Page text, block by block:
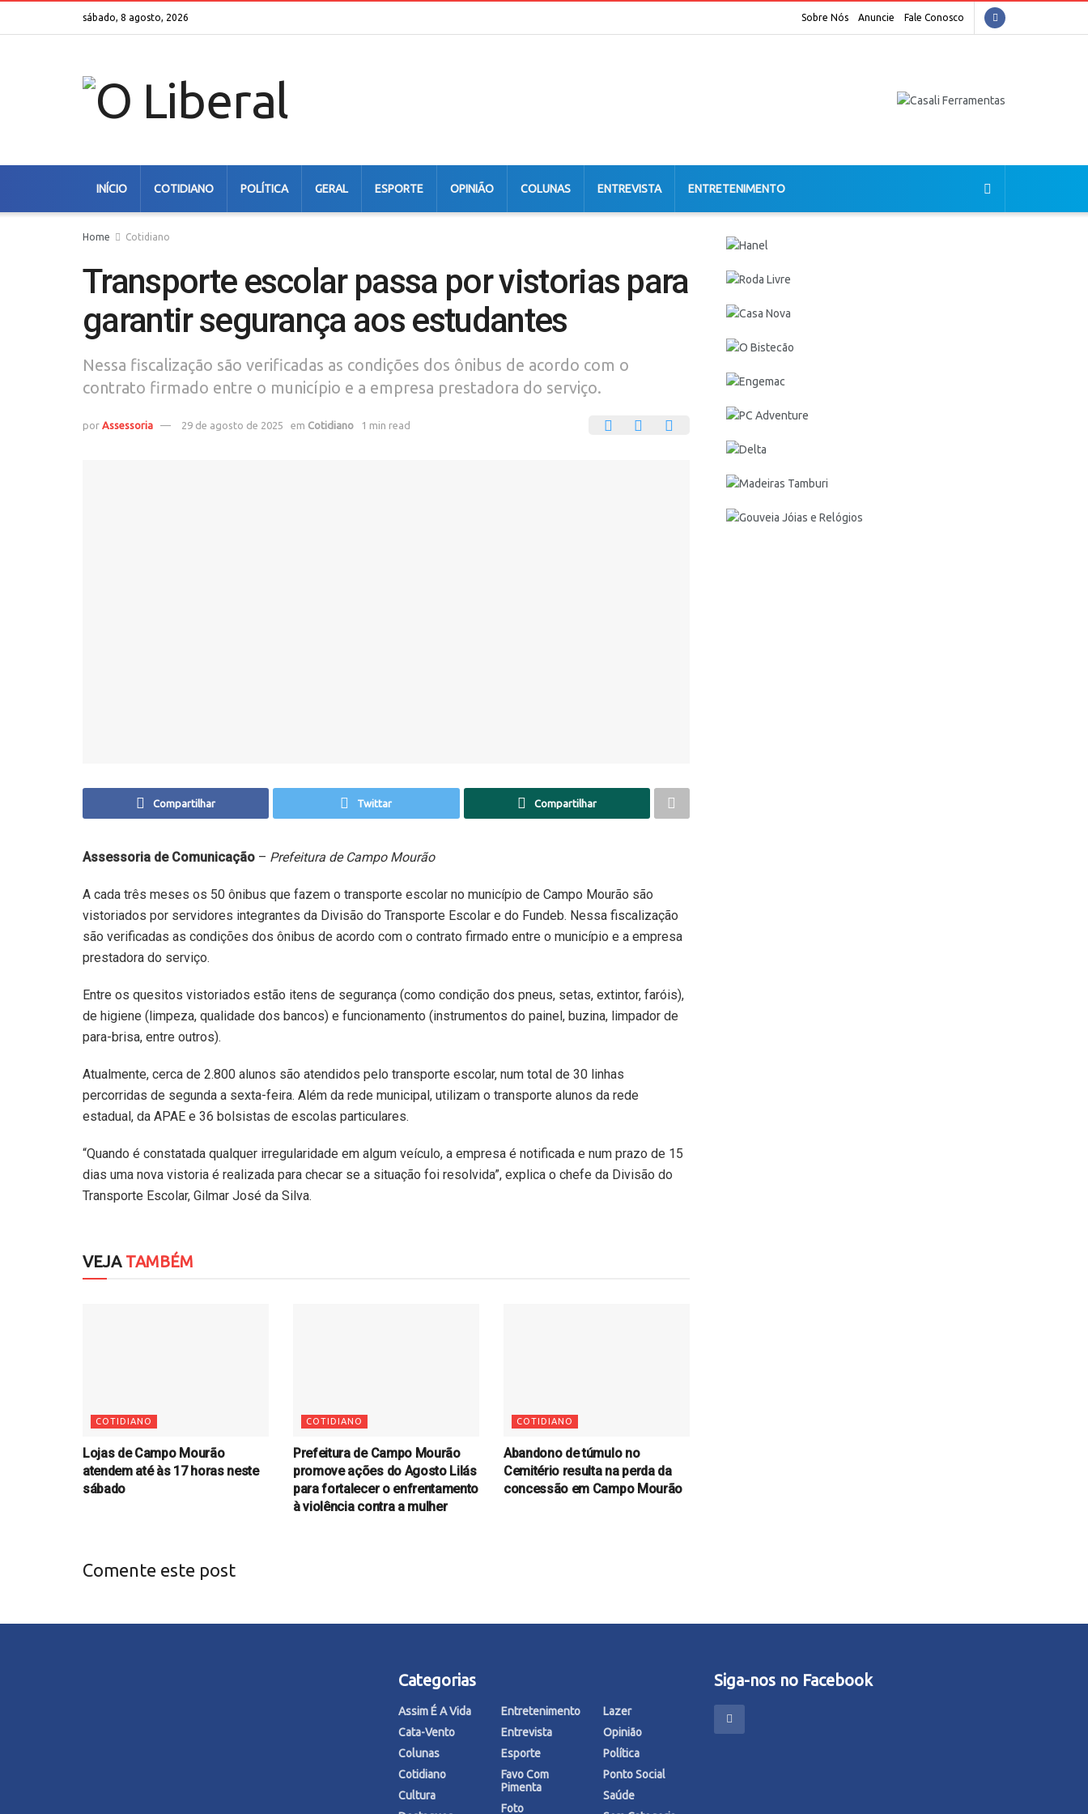
sábado, 8 agosto, 2026 Sobre Nós Anuncie Fale Conosco
INÍCIO COTIDIANO POLÍTICA GERAL ESPORTE OPINIÃO COLUNAS ENTREVISTA ENTRETENIMENTO
Home Cotidiano
Transporte escolar passa por vistorias para
garantir segurança aos estudantes
Nessa fiscalização são verificadas as condições dos ônibus de acordo com o
contrato firmado entre o município e a empresa prestadora do serviço.
por Assessoria 29 de agosto de 2025 em Cotidiano 1 min read
Compartilhar Twittar Compartilhar
Assessoria de Comunicação – Prefeitura de Campo Mourão
A cada três meses os 50 ônibus que fazem o transporte escolar no município de Campo Mourão são
vistoriados por servidores integrantes da Divisão do Transporte Escolar e do Fundeb. Nessa fiscalização
são verificadas as condições dos ônibus de acordo com o contrato firmado entre o município e a empresa
prestadora do serviço.
Entre os quesitos vistoriados estão itens de segurança (como condição dos pneus, setas, extintor, faróis),
de higiene (limpeza, qualidade dos bancos) e funcionamento (instrumentos do painel, buzina, limpador de
para-brisa, entre outros).
Atualmente, cerca de 2.800 alunos são atendidos pelo transporte escolar, num total de 30 linhas
percorridas de segunda a sexta-feira. Além da rede municipal, utilizam o transporte alunos da rede
estadual, da APAE e 36 bolsistas de escolas particulares.
“Quando é constatada qualquer irregularidade em algum veículo, a empresa é notificada e num prazo de 15
dias uma nova vistoria é realizada para checar se a situação foi resolvida”, explica o chefe da Divisão do
Transporte Escolar, Gilmar José da Silva.
VEJATAMBÉM
COTIDIANO
Lojas de Campo Mourão
atendem até às 17 horas neste
sábado
COTIDIANO
Prefeitura de Campo Mourão
promove ações do Agosto Lilás
para fortalecer o enfrentamento
à violência contra a mulher
COTIDIANO
Abandono de túmulo no
Cemitério resulta na perda da
concessão em Campo Mourão
Comente este post
Categorias
Assim É A Vida
Cata-Vento
Colunas
Cotidiano
Cultura
Entretenimento
Entrevista
Esporte
Favo Com
Pimenta
Foto
Lazer
Opinião
Política
Ponto Social
Saúde
Siga-nos no Facebook